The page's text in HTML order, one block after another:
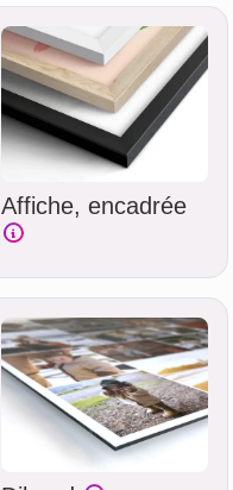
Affiche, encadrée